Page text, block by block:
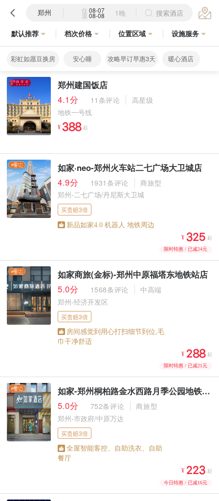
郑州 住 08-07
退 08-08 1晚 搜索酒店
默认推荐 档次价格 位置区域 设施服务
彩虹如愿豆换房 安心睡 攻略早订早惠3天 暖心酒店
郑州建国饭店
4.1分
11条评论
高星级
地铁一号线
¥ 起
如家·neo-郑州火车站二七广场大卫城店
4.9分
1931条评论
商旅型
郑州-二七广场/丹尼斯大卫城
买贵赔3倍
新品如家4.0 机器人 地铁周边
¥  起
限时特惠 / 已减24元
如家商旅(金标)-郑州中原福塔东地铁站店
5.0分
1568条评论
中高端
郑州-经济开发区
买贵赔3倍
房间感觉到用心打扫细节到位,毛
巾干净舒适
¥  起
限时特惠 / 已减21元
如家-郑州桐柏路金水西路月季公园地铁站店
5.0分
752条评论
商旅型
郑州-市政府/中原万达
买贵赔3倍
全屋智能客控、自助洗衣、自助
餐厅
¥  起
今日特惠 / 已减16元